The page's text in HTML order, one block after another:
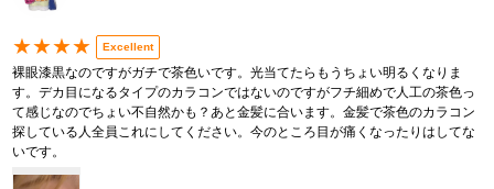
★★★★ Excellent
裸眼漆黒なのですがガチで茶色いです。光当てたらもうちょい明るくなりま
す。デカ目になるタイプのカラコンではないのですがフチ細めで人工の茶色っ
て感じなのでちょい不自然かも？あと金髪に合います。金髪で茶色のカラコン
探している人全員これにしてください。今のところ目が痛くなったりはしてな
いです。